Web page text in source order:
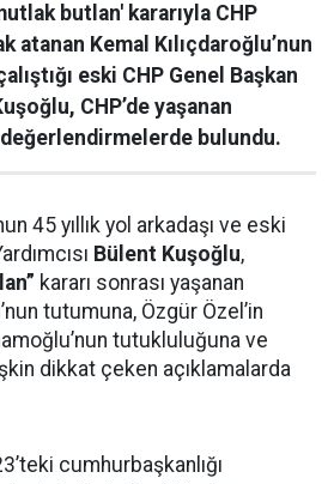
butlan' kararıyla CHP
atanan Kemal Kılıçdaroğlu’nun
eski CHP Genel Başkan
CHP’de yaşanan
bulundu.
45 yıllık yol arkadaşı ve eski
Bülent Kuşoğlu,
kararı sonrası yaşanan
tutumuna, Özgür Özel’in
tutukluluğuna ve
dikkat çeken açıklamalarda
cumhurbaşkanlığı